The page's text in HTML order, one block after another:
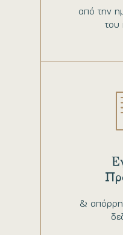
από την
του
&